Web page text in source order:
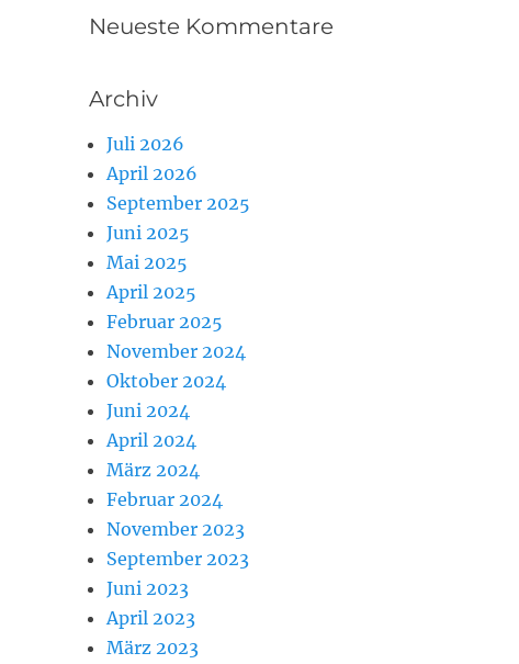
Neueste Kommentare
Archiv
Juli 2026
April 2026
September 2025
Juni 2025
Mai 2025
April 2025
Februar 2025
November 2024
Oktober 2024
Juni 2024
April 2024
März 2024
Februar 2024
November 2023
September 2023
Juni 2023
April 2023
März 2023